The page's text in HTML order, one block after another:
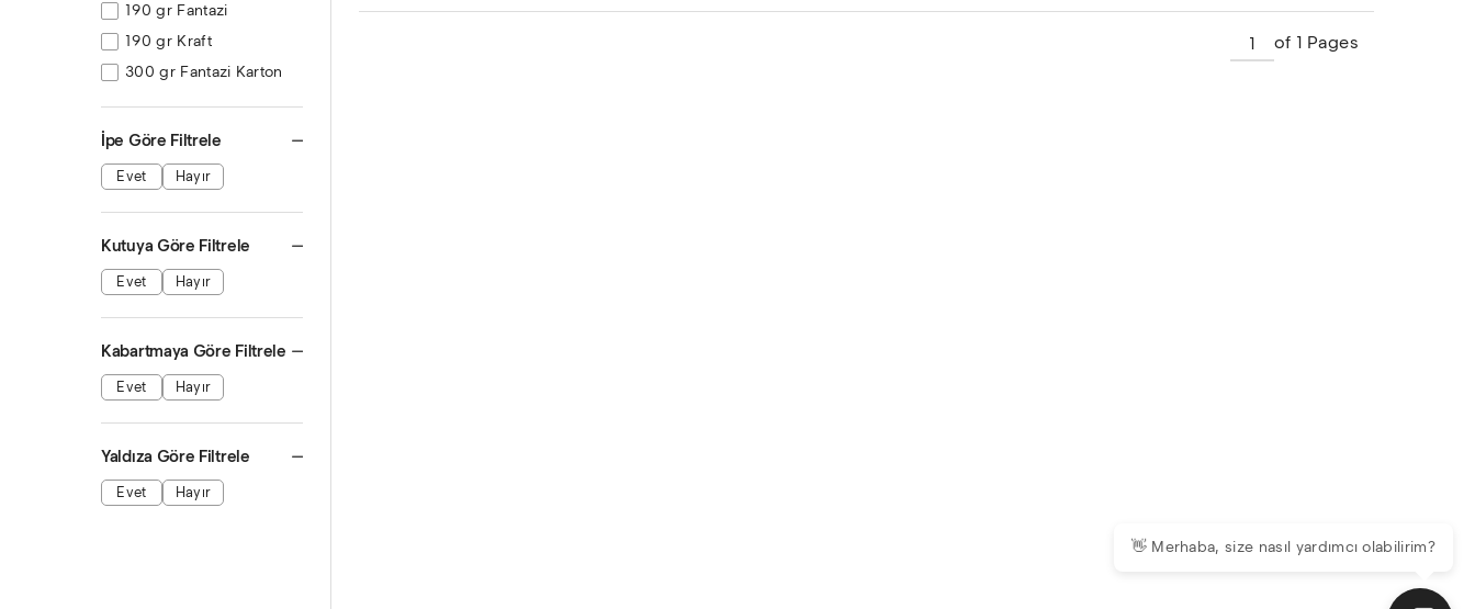
of 1 Pages
190 gr Fantazi
190 gr Kraft
300 gr Fantazi Karton
İpe Göre Filtrele
Evet Hayır
Kutuya Göre Filtrele
Evet Hayır
Kabartmaya Göre Filtrele
Evet Hayır
Yaldıza Göre Filtrele
Evet Hayır
👋 Merhaba, size nasıl yardımcı olabilirim?